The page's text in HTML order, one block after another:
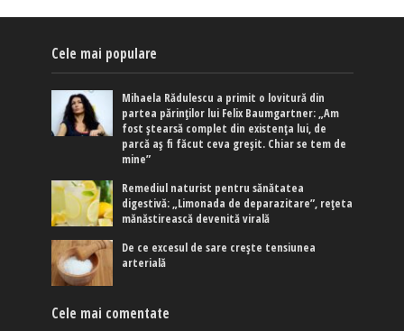
Cele mai populare
Mihaela Rădulescu a primit o lovitură din
partea părinților lui Felix Baumgartner: „Am
fost ștearsă complet din existența lui, de
parcă aș fi făcut ceva greșit. Chiar se tem de
mine”
Remediul naturist pentru sănătatea
digestivă: „Limonada de deparazitare”, rețeta
mănăstirească devenită virală
De ce excesul de sare crește tensiunea
arterială
Cele mai comentate